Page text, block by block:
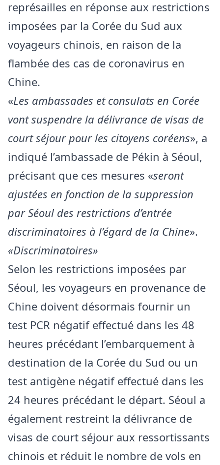
représailles en réponse aux restrictions
imposées par la Corée du Sud aux
voyageurs chinois, en raison de la
flambée des cas de coronavirus en
Chine.
«Les ambassades et consulats en Corée
vont suspendre la délivrance de visas de
court séjour pour les citoyens coréens», a
indiqué l’ambassade de Pékin à Séoul,
précisant que ces mesures «seront
ajustées en fonction de la suppression
par Séoul des restrictions d’entrée
discriminatoires à l’égard de la Chine».
«Discriminatoires»
Selon les restrictions imposées par
Séoul, les voyageurs en provenance de
Chine doivent désormais fournir un
test PCR négatif effectué dans les 48
heures précédant l’embarquement à
destination de la Corée du Sud ou un
test antigène négatif effectué dans les
24 heures précédant le départ. Séoul a
également restreint la délivrance de
visas de court séjour aux ressortissants
chinois et réduit le nombre de vols en